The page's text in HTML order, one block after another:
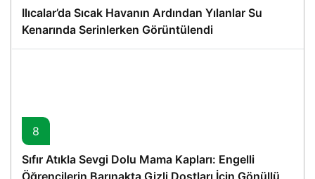
Ilıcalar’da Sıcak Havanın Ardından Yılanlar Su
Kenarında Serinlerken Görüntülendi
8
Sıfır Atıkla Sevgi Dolu Mama Kapları: Engelli
Öğrencilerin Barınakta Gizli Dostları İçin Gönüllü